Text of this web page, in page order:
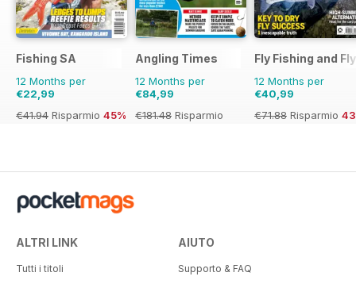
Fishing SA
12 Months per
€22,99
€41.94 Risparmio 45%
Angling Times
12 Months per
€84,99
€181.48 Risparmio
Fly Fishing and
12 Months per
€40,99
€71.88 Risparmio
ALTRI LINK
Tutti i titoli
AIUTO
Supporto & FAQ